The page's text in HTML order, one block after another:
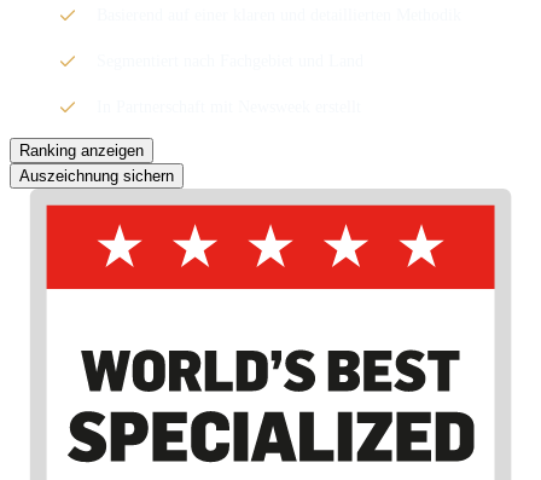
Ranking anzeigen
Auszeichnung sichern